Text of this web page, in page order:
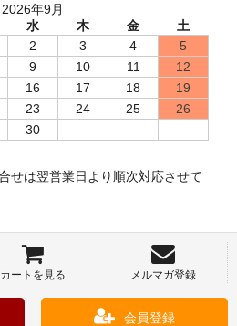
2026年9月
水 木 金
土
2 3 4
5
9 10 11
12
16 17 18
19
23 24 25
26
30
せは翌営業日より順次対応させて
カートを見る メルマガ登録
会員登録